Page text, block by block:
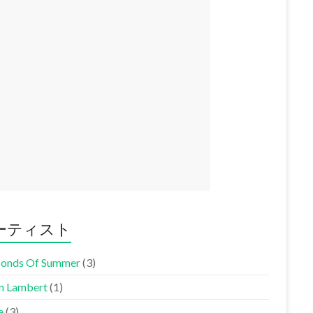
ティスト
Of Summer(3)
Lambert(1)